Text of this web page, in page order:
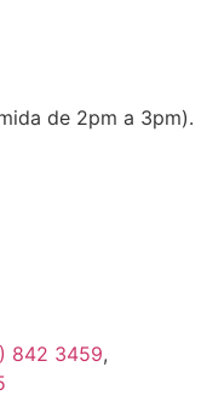
de 2pm a 3pm).
842 3459,